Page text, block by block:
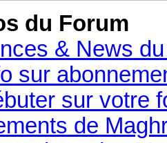
du Forum
& News
sur
sur votre
de